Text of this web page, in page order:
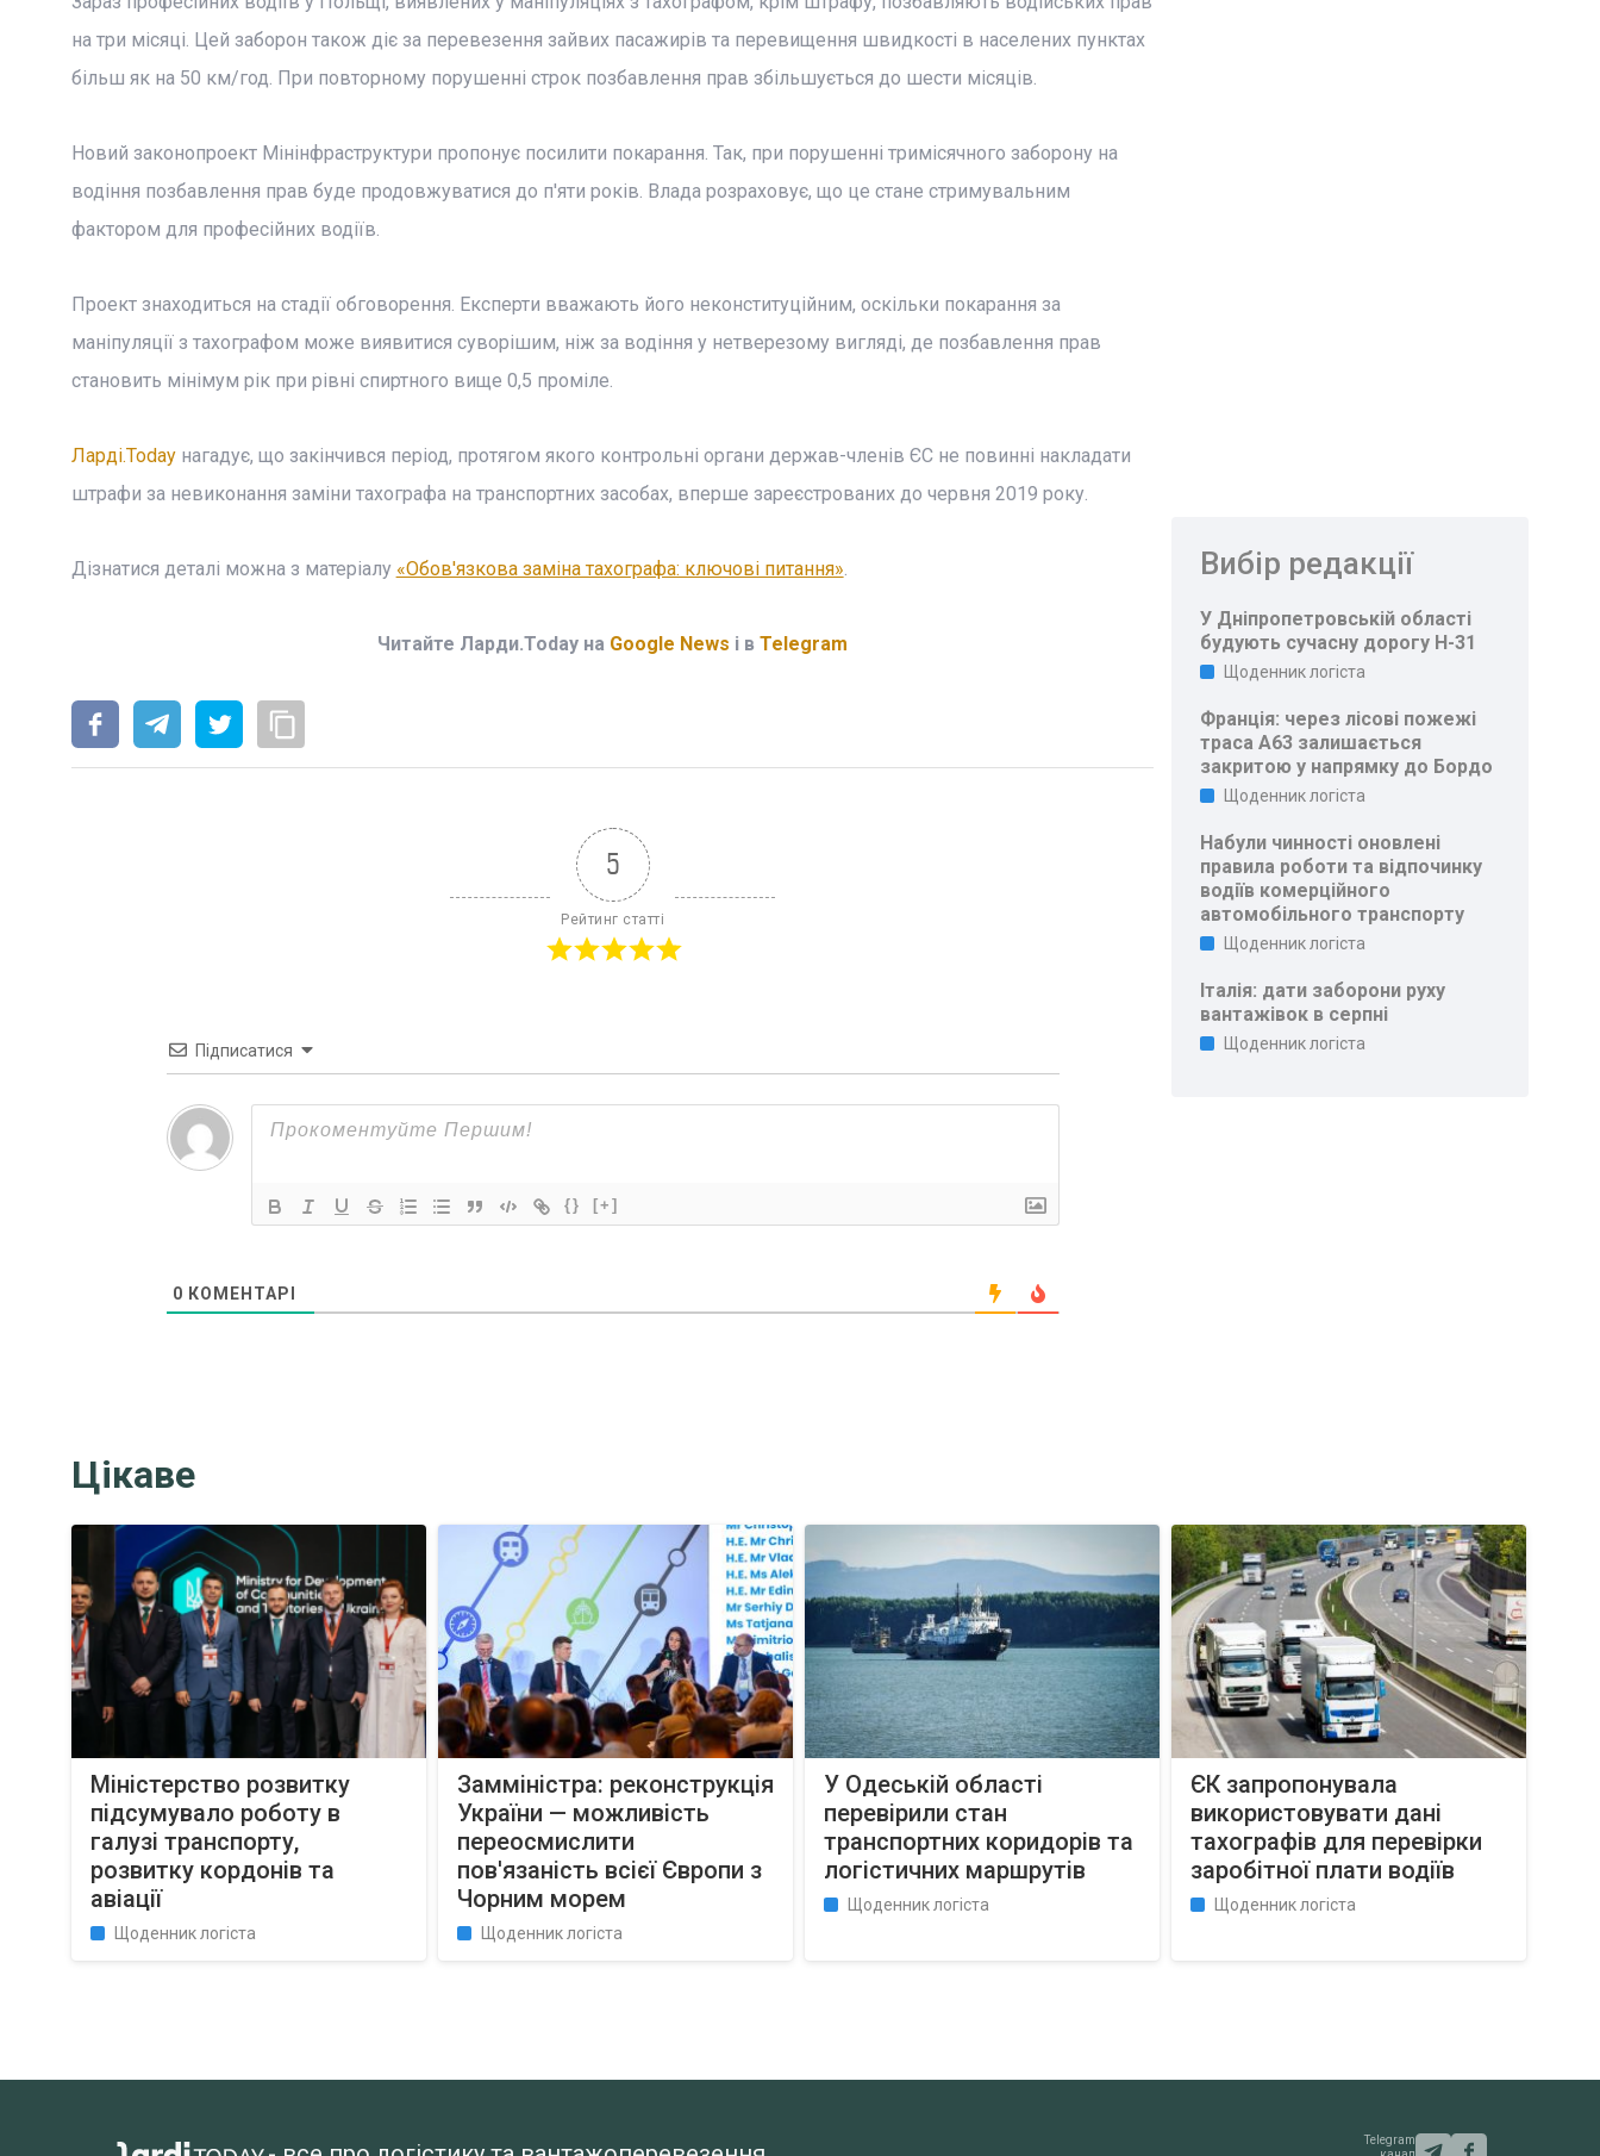
на три місяці. Цей заборон також діє за перевезення зайвих пасажирів та перевищення швидкості в населених пунктах
більш як на 50 км/год. При повторному порушенні строк позбавлення прав збільшується до шести місяців.
Новий законопроект Мінінфраструктури пропонує посилити покарання. Так, при порушенні тримісячного заборону на
водіння позбавлення прав буде продовжуватися до п'яти років. Влада розраховує, що це стане стримувальним
фактором для професійних водіїв.
Проект знаходиться на стадії обговорення. Експерти вважають його неконституційним, оскільки покарання за
маніпуляції з тахографом може виявитися суворішим, ніж за водіння у нетверезому вигляді, де позбавлення прав
становить мінімум рік при рівні спиртного вище 0,5 проміле.
Ларді.Todayнагадує, що закінчився період, протягом якого контрольні органи держав-членів ЄС не повинні накладати
штрафи за невиконання заміни тахографа на транспортних засобах, вперше зареєстрованих до червня 2019 року.
Дізнатися деталі можна з матеріалу «Обов'язкова заміна тахографа: ключові питання».
Читайте Ларди.Today на Google News і в Telegram
5
Рейтинг статті
Підписатися
{} [+]
0 КОМЕНТАРІ
Вибір редакції
У Дніпропетровській області
будують сучасну дорогу Н-31
Щоденник логіста
Франція: через лісові пожежі
траса A63 залишається
закритою у напрямку до Бордо
Щоденник логіста
Набули чинності оновлені
правила роботи та відпочинку
водіїв комерційного
автомобільного транспорту
Щоденник логіста
Італія: дати заборони руху
вантажівок в серпні
Щоденник логіста
Цікаве
Міністерство розвитку
підсумувало роботу в
галузі транспорту,
розвитку кордонів та
авіації
Щоденник логіста
Замміністра: реконструкція
України — можливість
переосмислити
пов'язаність всієї Європи з
Чорним морем
Щоденник логіста
У Одеській області
перевірили стан
транспортних коридорів та
логістичних маршрутів
Щоденник логіста
ЄК запропонувала
використовувати дані
тахографів для перевірки
заробітної плати водіїв
Щоденник логіста
Telegram